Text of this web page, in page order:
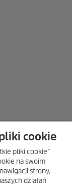
cookie
pliki cookie”
na swoim
strony,
działań